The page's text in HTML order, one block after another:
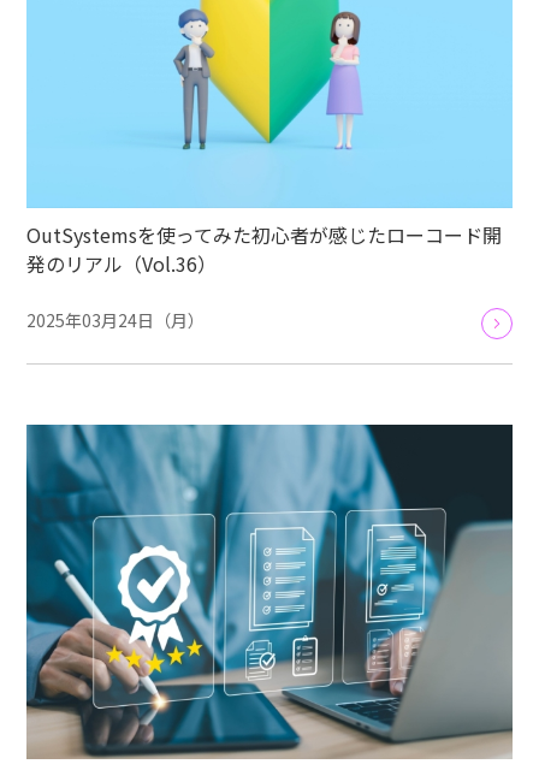
OutSystemsを使ってみた初心者が感じたローコード開
発のリアル（Vol.36）
2025年03月24日（月）